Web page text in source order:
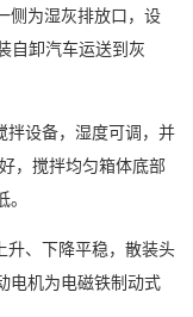
侧为湿灰排放口，设
自卸汽车运送到灰
设备，湿度可调，并
，搅拌均匀箱体底部
、下降平稳，散装头
电机为电磁铁制动式